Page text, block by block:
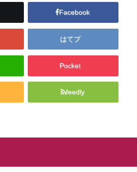
Facebook
はてブ
Pocket
feedly